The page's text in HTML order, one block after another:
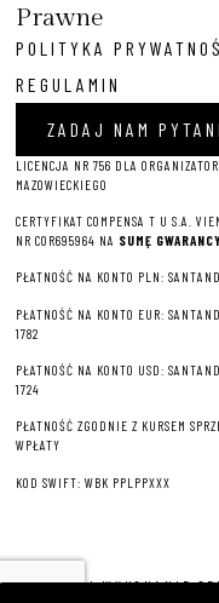
Prawne
POLITYKA
REGULAMIN
ZADAJ NAM
LICENCJA NR 756 DLA
MAZOWIECKIEGO
CERTYFIKAT COMPENSA T U S.A.
NR COR695964 NA SUMĘ
PŁATNOŚĆ NA KONTO PLN:
PŁATNOŚĆ NA KONTO EUR:
1782
PŁATNOŚĆ NA KONTO USD:
1724
PŁATNOŚĆ ZGODNIE Z KURSEM
WPŁATY
KOD SWIFT: WBK PPLPPXXX
PROJEKT I WYKONANIE